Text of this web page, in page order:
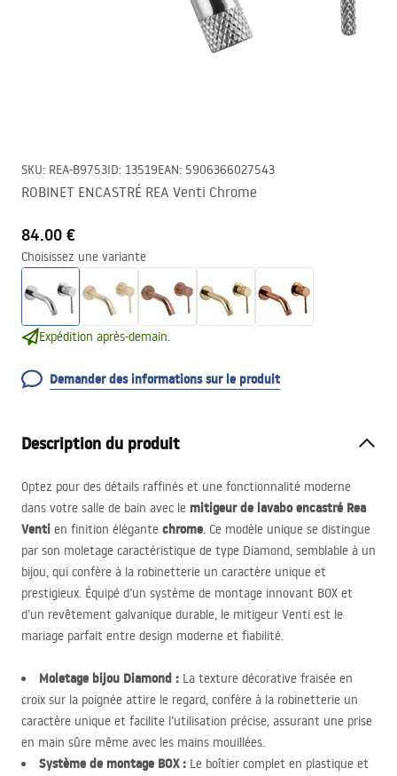
SKU: REA-B9753ID: 13519EAN: 5906366027543
ROBINET ENCASTRÉ REA Venti Chrome
84.00 €
Choisissez une variante
Expédition après-demain.
Demander des informations sur le produit
Description du produit
Optez pour des détails raffinés et une fonctionnalité moderne
dans votre salle de bain avec le mitigeur de lavabo encastré Rea
Venti en finition élégante chrome. Ce modèle unique se distingue
par son moletage caractéristique de type Diamond, semblable à un
bijou, qui confère à la robinetterie un caractère unique et
prestigieux. Équipé d’un système de montage innovant BOX et
d’un revêtement galvanique durable, le mitigeur Venti est le
mariage parfait entre design moderne et fiabilité.
Moletage bijou Diamond : La texture décorative fraisée en
croix sur la poignée attire le regard, confère à la robinetterie un
caractère unique et facilite l’utilisation précise, assurant une prise
en main sûre même avec les mains mouillées.
Système de montage BOX: Le boîtier complet en plastique et